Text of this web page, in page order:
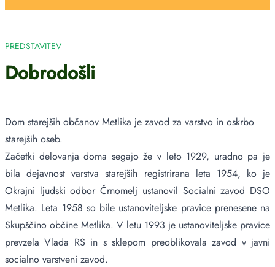
PREDSTAVITEV
Dobrodošli
Dom starejših občanov Metlika je zavod za varstvo in oskrbo
starejših oseb.
Začetki delovanja doma segajo že v leto 1929, uradno pa je
bila dejavnost varstva starejših registrirana leta 1954, ko je
Okrajni ljudski odbor Črnomelj ustanovil Socialni zavod DSO
Metlika. Leta 1958 so bile ustanoviteljske pravice prenesene na
Skupščino občine Metlika. V letu 1993 je ustanoviteljske pravice
prevzela Vlada RS in s sklepom preoblikovala zavod v javni
socialno varstveni zavod.